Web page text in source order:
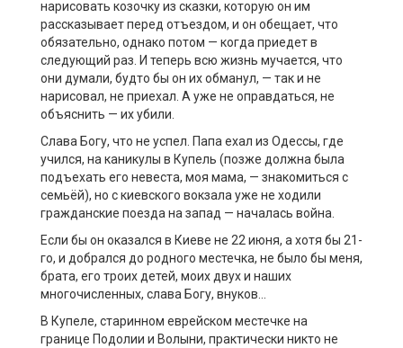
нарисовать козочку из сказки, которую он им
рассказывает перед отъездом, и он обещает, что
обязательно, однако потом — когда приедет в
следующий раз. И теперь всю жизнь мучается, что
они думали, будто бы он их обманул, — так и не
нарисовал, не приехал. А уже не оправдаться, не
объяснить — их убили.
Слава Богу, что не успел. Папа ехал из Одессы, где
учился, на каникулы в Купель (позже должна была
подъехать его невеста, моя мама, — знакомиться с
семьёй), но с киевского вокзала уже не ходили
гражданские поезда на запад — началась война.
Если бы он оказался в Киеве не 22 июня, а хотя бы 21-
го, и добрался до родного местечка, не было бы меня,
брата, его троих детей, моих двух и наших
многочисленных, слава Богу, внуков…
В Купеле, старинном еврейском местечке на
границе Подолии и Волыни, практически никто не